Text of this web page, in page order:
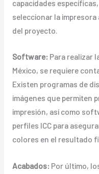
capacidades
seleccionar la
del proyecto.
Software: Para realizar
México, se requiere
Existen programas de
imágenes que permiten
impresión, así como
perfiles ICC para
colores en el resultado
Acabados: Por último,